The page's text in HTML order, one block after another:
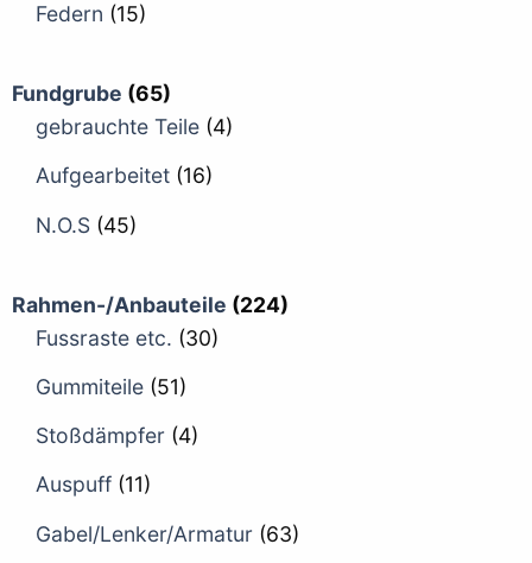
Federn (15)
Fundgrube (65)
gebrauchte Teile (4)
Aufgearbeitet (16)
N.O.S (45)
Rahmen-/Anbauteile (224)
Fussraste etc. (30)
Gummiteile (51)
Stoßdämpfer (4)
Auspuff (11)
Gabel/Lenker/Armatur (63)